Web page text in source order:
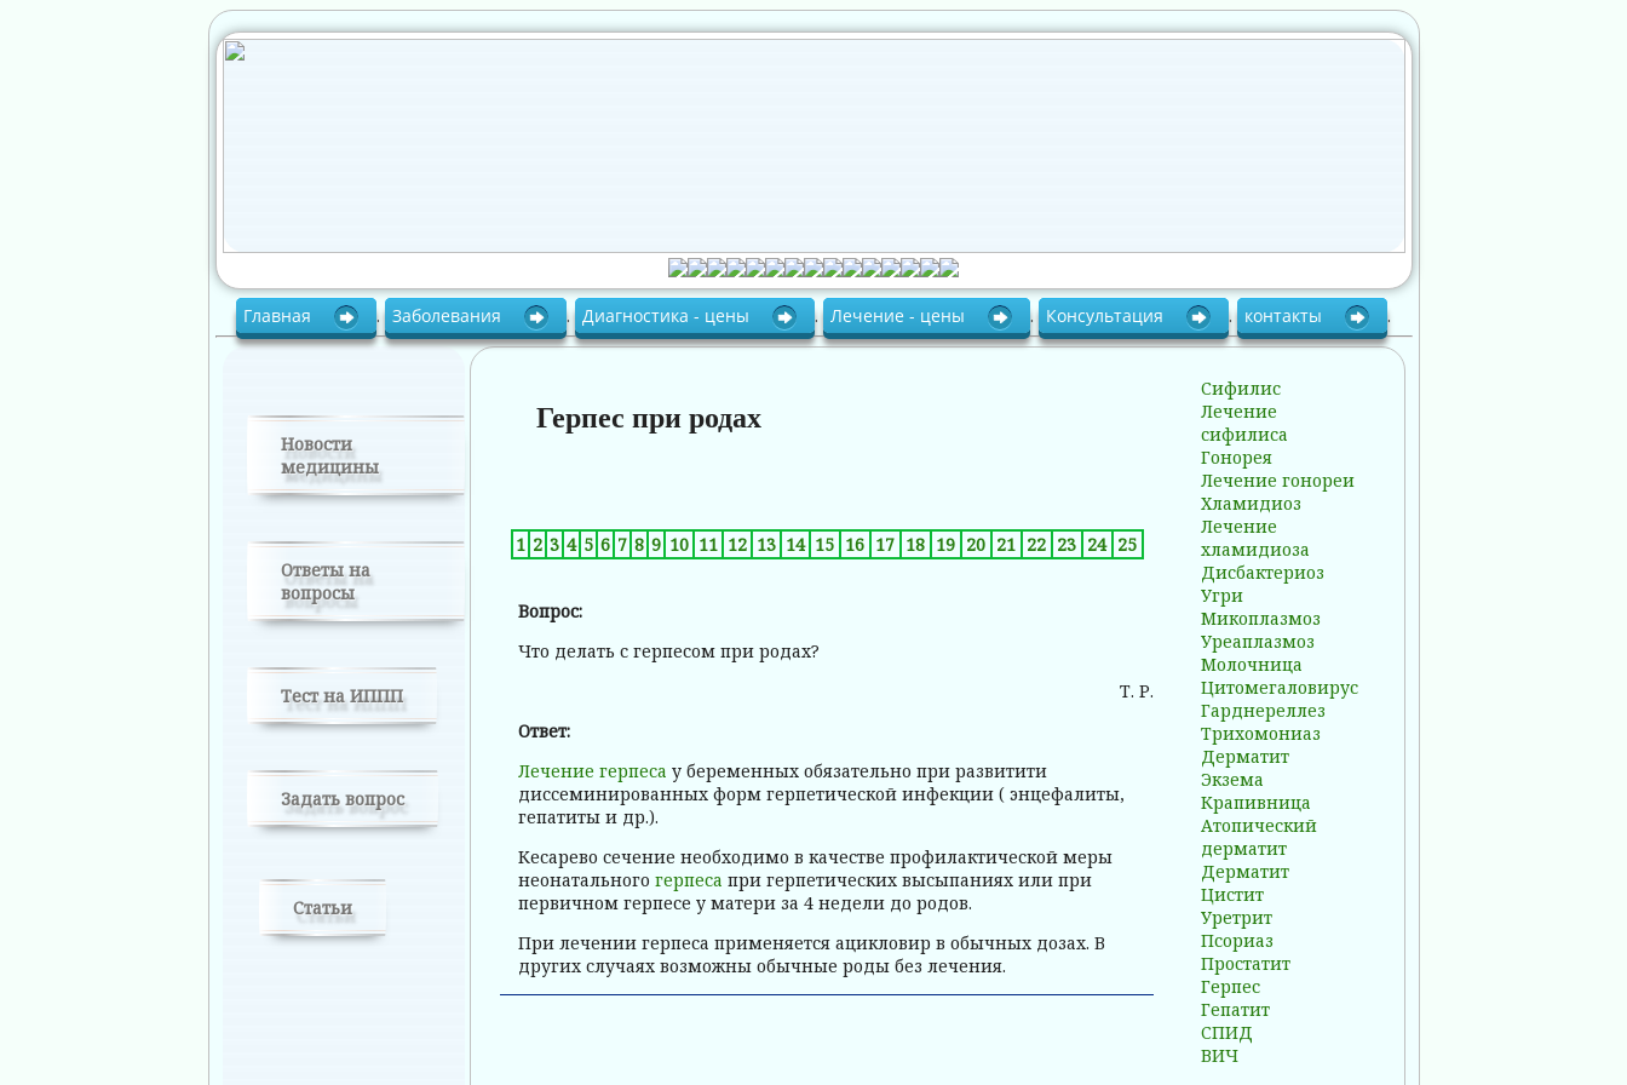
Главная . Заболевания . Диагностика - цены . Лечение - цены . Консультация . контакты .
Новости
медицины
Ответы на
вопросы
Тест на ИППП
Задать вопрос
Статьи
Герпес при родах
1 2 3 4 5 6 7 8 9 10 11 12 13 14 15 16 17 18 19 20 21 22 23 24 25
Вопрос:
Что делать с герпесом при родах?
Т. Р.
Ответ:
Лечение герпеса у беременных обязательно при развитити
диссеминированных форм герпетической инфекции ( энцефалиты,
гепатиты и др.).
Кесарево сечение необходимо в качестве профилактической меры
неонатального герпеса при герпетических высыпаниях или при
первичном герпесе у матери за 4 недели до родов.
При лечении герпеса применяется ацикловир в обычных дозах. В
других случаях возможны обычные роды без лечения.
Сифилис
Лечение
сифилиса
Гонорея
Лечение гонореи
Хламидиоз
Лечение
хламидиоза
Дисбактериоз
Угри
Микоплазмоз
Уреаплазмоз
Молочница
Цитомегаловирус
Гарднереллез
Трихомониаз
Дерматит
Экзема
Крапивница
Атопический
дерматит
Дерматит
Цистит
Уретрит
Псориаз
Простатит
Герпес
Гепатит
СПИД
ВИЧ